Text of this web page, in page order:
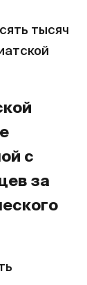
тысяч
с
за